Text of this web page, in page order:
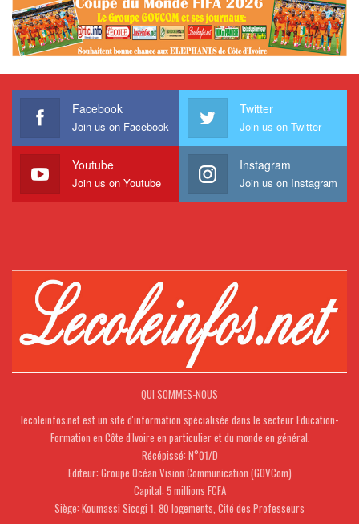
Facebook
Join us on Facebook
Twitter
Join us on Twitter
Youtube
Join us on Youtube
Instagram
Join us on Instagram
QUI SOMMES-NOUS
lecoleinfos.net est un site d'information spécialisée dans le secteur Education-
Formation en Côte d'Ivoire en particulier et du monde en général.
Récépissé: N°01/D
Editeur: Groupe Océan Vision Communication (GOVCom)
Capital: 5 millions FCFA
Siège: Koumassi Sicogi 1, 80 logements, Cité des Professeurs